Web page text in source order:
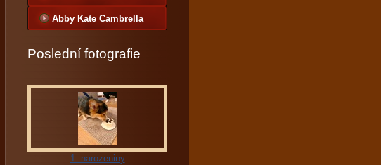
Abby Kate Cambrella
Poslední fotografie
1. narozeniny